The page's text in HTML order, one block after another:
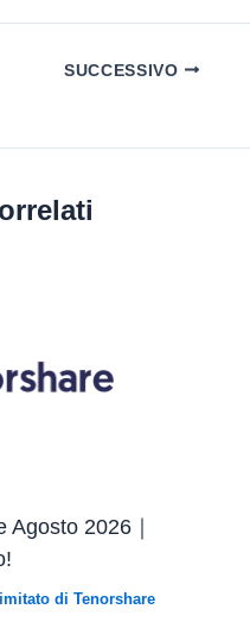
SUCCESSIVO
Agosto 2026｜
di Tenorshare